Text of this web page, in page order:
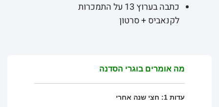
כתבה בערוץ 13 על התמכרות
לקנאביס + סרטון
מה אומרים בוגרי הסדנה
עדות 1: חצי שנה אחרי